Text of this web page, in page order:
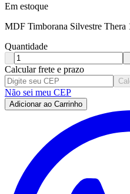
Em estoque
MDF Timborana Silvestre
Quantidade
Calcular frete e prazo
Não sei meu CEP
Adicionar ao Carrinho